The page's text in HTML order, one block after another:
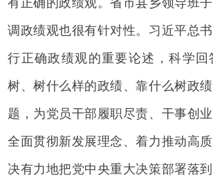
调政绩观也很有针对性。习近平总
行正确政绩观的重要论述，科学回
树、树什么样的政绩、靠什么树政
题，为党员干部履职尽责、干事创
全面贯彻新发展理念、着力推动高
决有力地把党中央重大决策部署落